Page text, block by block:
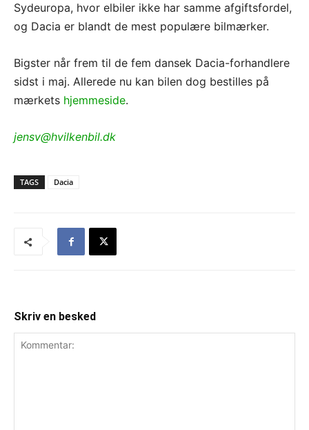
Sydeuropa, hvor elbiler ikke har samme afgiftsfordel,
og Dacia er blandt de mest populære bilmærker.
Bigster når frem til de fem dansek Dacia-forhandlere
sidst i maj. Allerede nu kan bilen dog bestilles på
mærkets hjemmeside.
jensv@hvilkenbil.dk
TAGS Dacia
Skriv en besked